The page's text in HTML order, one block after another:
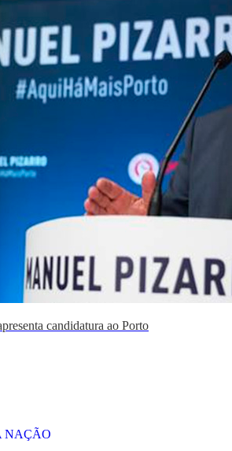
candidatura ao Porto
NAÇÃO